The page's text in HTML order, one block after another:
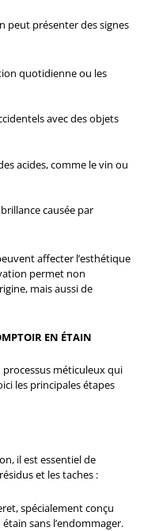
peut présenter des signes
quotidienne ou les
avec des objets
acides, comme le vin ou
causée par
affecter l’esthétique
permet non
mais aussi de
EN ÉTAIN
méticuleux qui
les principales étapes
il est essentiel de
et les taches :
spécialement conçu
sans l’endommager.